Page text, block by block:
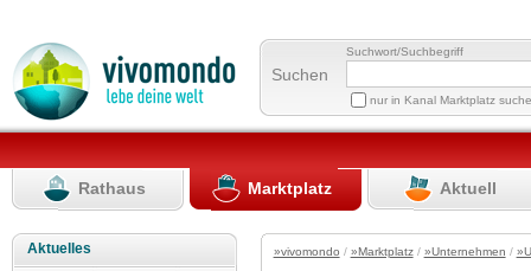
Suchen
Suchwort/Suchbegriff
nur in Kanal Marktplatz
Rathaus Marktplatz Aktuell
Aktuelles
»vivomondo / »Marktplatz/ »Unternehmen /